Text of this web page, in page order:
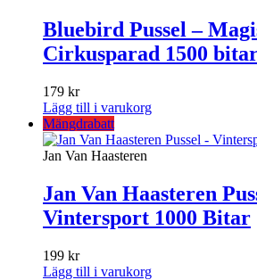
Bluebird Pussel –
Cirkusparad 1500
179 kr
Lägg till i varukorg
Mängdrabatt
Jan Van Haasteren
Jan Van Haasteren
Vintersport 1000 Bitar
199 kr
Lägg till i varukorg